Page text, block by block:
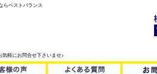
らベストバランス
軽にお問合せ下さいませ♪